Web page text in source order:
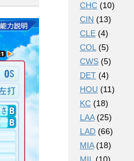
CHC (10)
CIN (13)
CLE (4)
COL (5)
CWS (5)
DET (4)
HOU (11)
KC (18)
LAA(25)
LAD (66)
MIA(18)